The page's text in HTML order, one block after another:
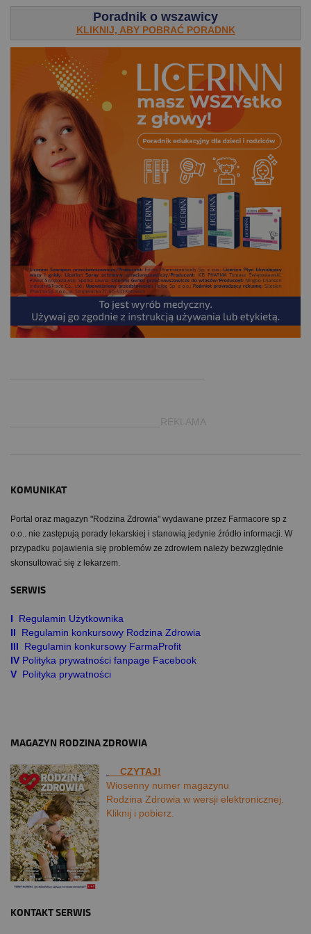
Poradnik o wszawicy
KLIKNIJ, ABY POBRAĆ PORADNK
___________________________REKLAMA
KOMUNIKAT
Portal oraz magazyn "Rodzina Zdrowia" wydawane przez Farmacore sp z
o.o.. nie zastępują porady lekarskiej i stanowią jedynie źródło informacji. W
przypadku pojawienia się problemów ze zdrowiem należy bezwzględnie
skonsultować się z lekarzem.
SERWIS
I Regulamin Użytkownika
II
Regulamin konkursowy Rodzina Zdrowia
III
Regulamin konkursowy FarmaProfit
IV Polityka prywatności fanpage Facebook
V Polityka prywatności
MAGAZYN RODZINA ZDROWIA
CZYTAJ!
Wiosenny numer magazynu
Rodzina Zdrowia w wersji elektronicznej.
Kliknij i pobierz.
KONTAKT SERWIS